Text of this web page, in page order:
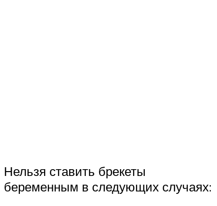
Нельзя ставить брекеты
беременным в следующих случаях: